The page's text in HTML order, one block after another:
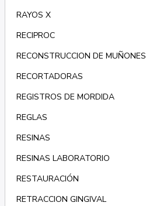
RAYOS X
RECIPROC
RECONSTRUCCION DE MUÑONES
RECORTADORAS
REGISTROS DE MORDIDA
REGLAS
RESINAS
RESINAS LABORATORIO
RESTAURACIÓN
RETRACCION GINGIVAL